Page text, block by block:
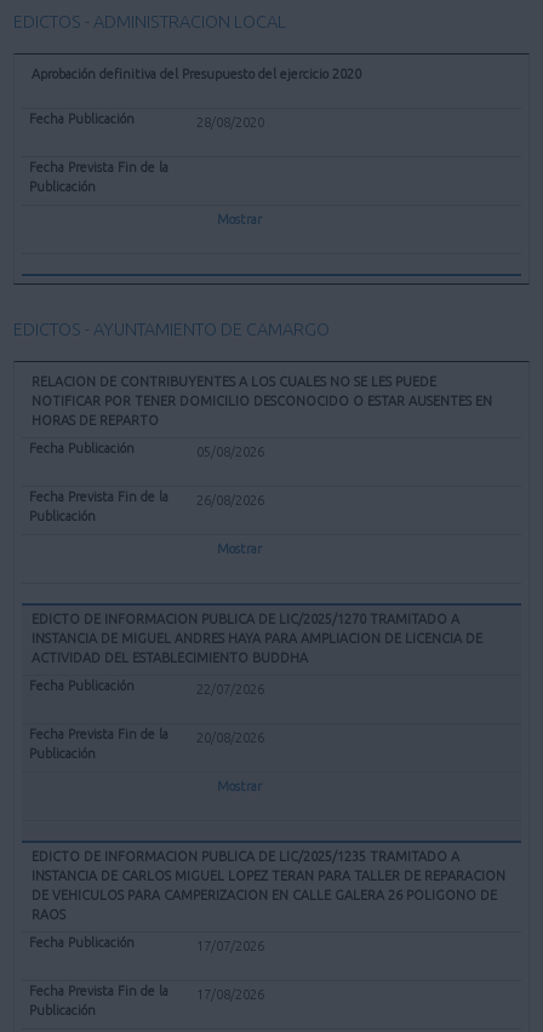
EDICTOS - ADMINISTRACION LOCAL
Aprobación definitiva del Presupuesto del ejercicio 2020
28/08/2020
Mostrar
EDICTOS - AYUNTAMIENTO DE CAMARGO
RELACION DE CONTRIBUYENTES A LOS CUALES NO SE LES PUEDE
NOTIFICAR POR TENER DOMICILIO DESCONOCIDO O ESTAR AUSENTES EN
HORAS DE REPARTO
05/08/2026
26/08/2026
Mostrar
EDICTO DE INFORMACION PUBLICA DE LIC/2025/1270 TRAMITADO A
INSTANCIA DE MIGUEL ANDRES HAYA PARA AMPLIACION DE LICENCIA DE
ACTIVIDAD DEL ESTABLECIMIENTO BUDDHA
22/07/2026
20/08/2026
Mostrar
EDICTO DE INFORMACION PUBLICA DE LIC/2025/1235 TRAMITADO A
INSTANCIA DE CARLOS MIGUEL LOPEZ TERAN PARA TALLER DE REPARACION
DE VEHICULOS PARA CAMPERIZACION EN CALLE GALERA 26 POLIGONO DE
RAOS
17/07/2026
17/08/2026